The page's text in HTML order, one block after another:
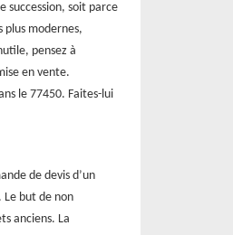
succession, soit parce
plus modernes,
pensez à
en vente.
le 77450. Faites-lui
de devis d’un
Le but de non
anciens. La